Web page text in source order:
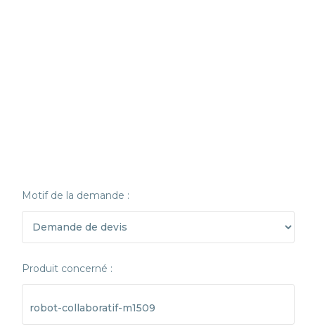
Motif de la demande :
Produit concerné :